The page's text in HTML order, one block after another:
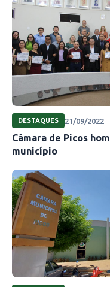
DESTAQUES 21/09/2022
Câmara de Picos
município